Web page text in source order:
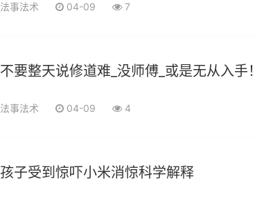
法事法术 04-09 7
不要整天说修道难_没师傅_或是无从入手！
法事法术 04-09 4
孩子受到惊吓小米消惊科学解释